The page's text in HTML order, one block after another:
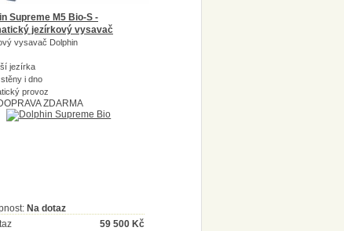
Supreme M5 Bio-S -
jezírkový vysavač
vysavač Dolphin
jezírka
i dno
provoz
ZDARMA
Na dotaz
59 500 Kč